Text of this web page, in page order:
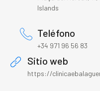
Islands
Teléfono
+34 971 96 56 83
Sitio web
https://